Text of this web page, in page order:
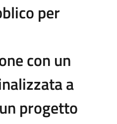
per
con un
a
progetto